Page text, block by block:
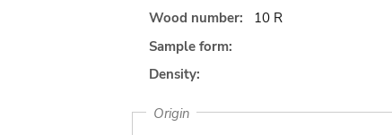
Wood number:
10 R
Sample form:
Density:
Origin